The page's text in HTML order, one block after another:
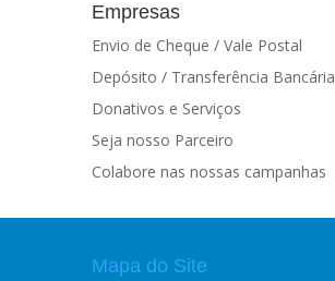
Empresas
Envio de Cheque / Vale Postal
Depósito / Transferência Bancária
Donativos e Serviços
Seja nosso Parceiro
Colabore nas nossas campanhas
Mapa do Site